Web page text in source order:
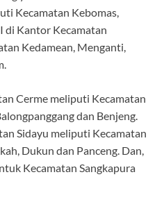
Kecamatan Kebomas,
di Kantor Kecamatan
Kedamean, Menganti,
Cerme meliputi Kecamatan
dan Benjeng.
Sidayu meliputi Kecamatan
Dukun dan Panceng. Dan,
Kecamatan Sangkapura